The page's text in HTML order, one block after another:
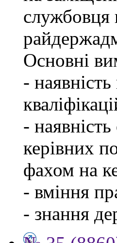
службовця
Основні
-
-
керівних
фахом на
- вміння
- знання